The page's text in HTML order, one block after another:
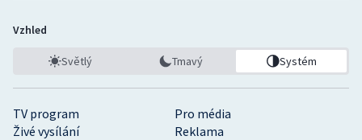
TV program
Pro média
Živé vysílání
Reklama
Vzhled
Světlý Tmavý Systém